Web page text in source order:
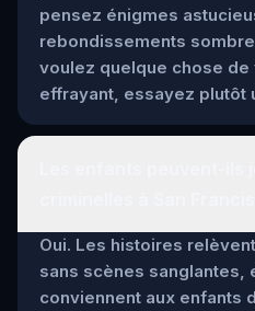
pensez énigmes
rebondissements
voulez quelque chose
effrayant, essayez plutôt
Oui. Les histoires
sans scènes sanglantes,
conviennent aux enfants